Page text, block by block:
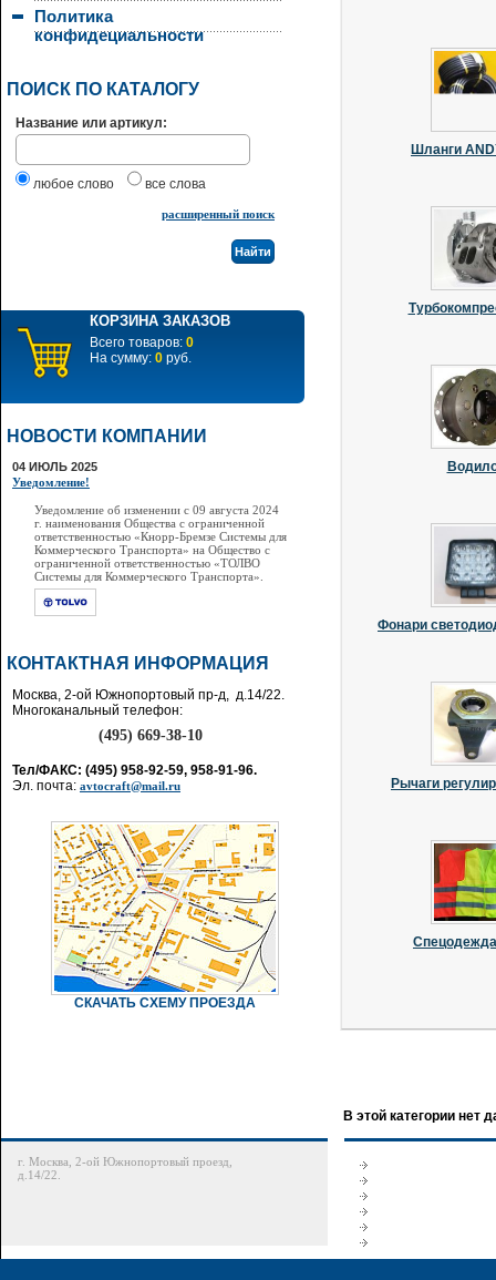
Политика
конфидециальности
ПОИСК ПО КАТАЛОГУ
Название или артикул:
любое слово все слова
расширенный поиск
КОРЗИНА ЗАКАЗОВ
Всего товаров: 0
На сумму: 0 руб.
НОВОСТИ КОМПАНИИ
04 ИЮЛЬ 2025
Уведомление!
Уведомление об изменении с 09 августа 2024
г. наименования Общества с ограниченной
ответственностью «Кнорр-Бремзе Системы для
Коммерческого Транспорта» на Общество с
ограниченной ответственностью «ТОЛВО
Системы для Коммерческого Транспорта».
КОНТАКТНАЯ ИНФОРМАЦИЯ
Москва, 2-ой Южнопортовый пр-д, д.14/22.
Многоканальный телефон:
(495) 669-38-10
Тел/ФАКС: (495) 958-92-59, 958-91-96.
Эл. почта: avtocraft@mail.ru
СКАЧАТЬ СХЕМУ ПРОЕЗДА
Шланги
Фонари
Рычаги
В этой категории нет
г. Москва, 2-ой Южнопортовый проезд,
д.14/22.